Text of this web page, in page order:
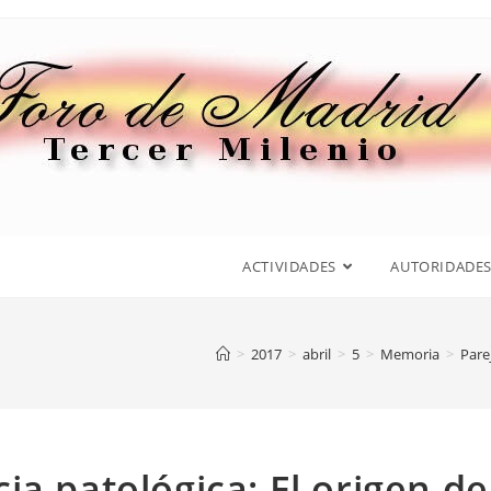
ACTIVIDADES AUTORIDADES
> 2017 > abril > 5 > Memoria >